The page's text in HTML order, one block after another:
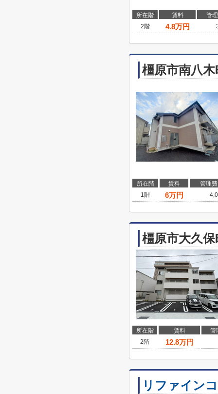
所在階 賃料
管
2階
4.8万円
橿原市南八
所在階 賃料
管理
1階
6万円
橿原市大久
所在階 賃料
管
2階
12.8万円
リファイン